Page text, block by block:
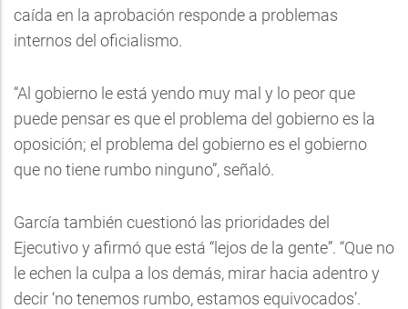
caída en la aprobación responde a problemas
internos del oficialismo.
“Al gobierno le está yendo muy mal y lo peor que
puede pensar es que el problema del gobierno es la
oposición; el problema del gobierno es el gobierno
que no tiene rumbo ninguno”, señaló.
García también cuestionó las prioridades del
Ejecutivo y afirmó que está “lejos de la gente”. “Que no
le echen la culpa a los demás, mirar hacia adentro y
decir ‘no tenemos rumbo, estamos equivocados’.